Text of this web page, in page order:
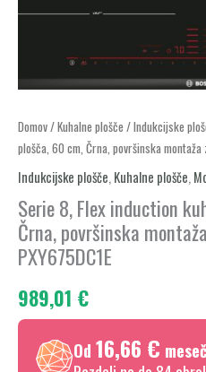
Domov/Kuhalne plošče /Indukcijske
plošča, 60 cm, Črna, površinska montaža
Indukcijske plošče, Kuhalne plošče,
Serie 8, Flex induction
Črna, površinska
PXY675DC1E
989,01 €
Od 16,66 €
Serie
8,
Flex
induction
kuhalna
plošča,
cm,
Črna,
površinska